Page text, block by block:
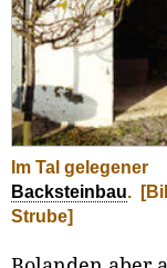
Im Tal gelegener
Backsteinbau.
Strube]